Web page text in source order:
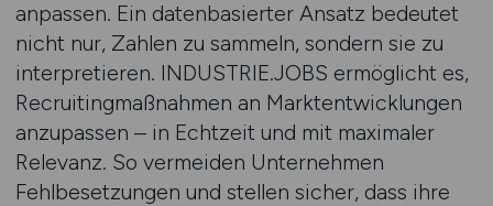
anpassen. Ein datenbasierter Ansatz bedeutet
nicht nur, Zahlen zu sammeln, sondern sie zu
interpretieren. INDUSTRIE.JOBS ermöglicht es,
Recruitingmaßnahmen an Marktentwicklungen
anzupassen – in Echtzeit und mit maximaler
Relevanz. So vermeiden Unternehmen
Fehlbesetzungen und stellen sicher, dass ihre